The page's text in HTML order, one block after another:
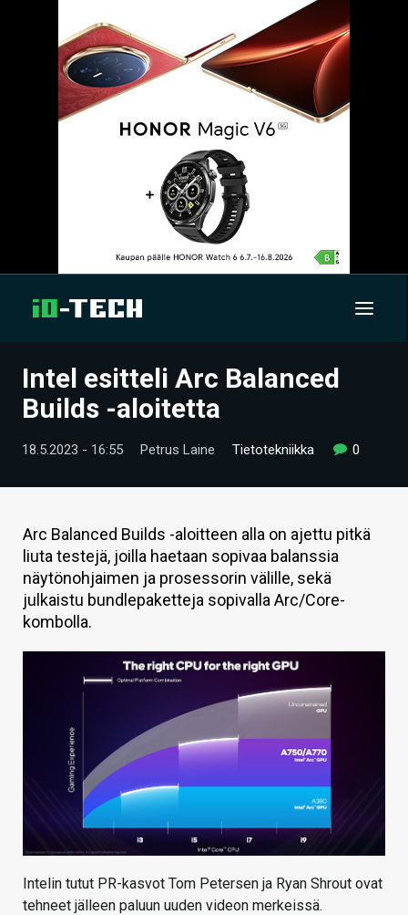
UUTISET
TIETOA
HINTA.FI
KAUPPA
HAKU
Intel esitteli Arc Balanced
Builds -aloitetta
18.5.2023 - 16:55 Petrus Laine Tietotekniikka 0
Arc Balanced Builds -aloitteen alla on ajettu pitkä
liuta testejä, joilla haetaan sopivaa balanssia
näytönohjaimen ja prosessorin välille, sekä
julkaistu bundlepaketteja sopivalla Arc/Core-
kombolla.
Intelin tutut PR-kasvot Tom Petersen ja Ryan Shrout ovat
tehneet jälleen paluun uuden videon merkeissä.